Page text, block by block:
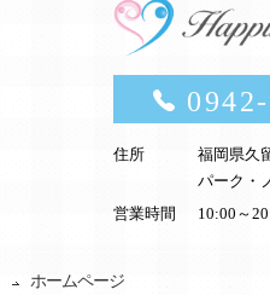
住所
福岡県久
パーク・
営業時間
10:00～
ホームページ